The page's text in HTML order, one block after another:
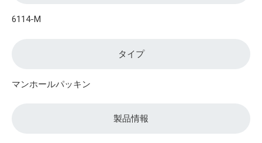
6114-M
タイプ
マンホールパッキン
製品情報